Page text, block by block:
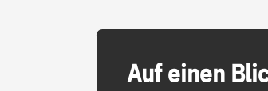
Auf ei­nen